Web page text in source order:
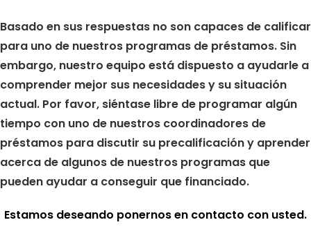
Basado en sus respuestas no son capaces de calificar
para uno de nuestros programas de préstamos. Sin
embargo, nuestro equipo está dispuesto a ayudarle a
comprender mejor sus necesidades y su situación
actual. Por favor, siéntase libre de programar algún
tiempo con uno de nuestros coordinadores de
préstamos para discutir su precalificación y aprender
acerca de algunos de nuestros programas que
pueden ayudar a conseguir que financiado.
Estamos deseando ponernos en contacto con usted.